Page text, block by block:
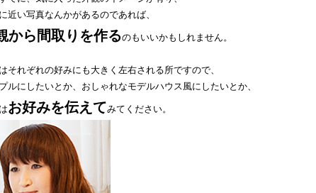
近い写真なんかがあるのであれば、
から間取りを作るのもいいかもしれません。
それぞれの好みにも大きく左右される所ですので、
ルにしたいとか、おしゃれなモデルハウス風にしたいとか、
お好みを伝えてみてください。